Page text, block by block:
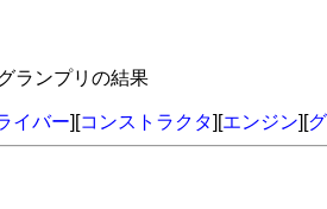
ランプリの結果
イバー][コンストラクタ][エンジン][